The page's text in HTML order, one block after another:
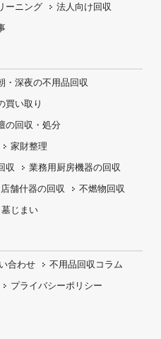
ーニング
法人向け回収
・深夜の不用品回収
買い取り
の回収・処分
家財整理
収 業務用厨房機器の回収
店舗什器の回収
不燃物回収
じまい
合わせ
不用品回収コラム
プライバシーポリシー